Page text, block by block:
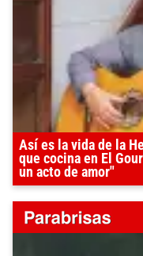
Así es la vida de la
que cocina en El
un acto de amor"